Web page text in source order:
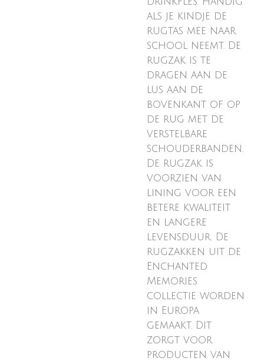
als je kindje de
rugtas mee naar
school neemt. De
rugzak is te
dragen aan de
lus aan de
bovenkant of op
de rug met de
verstelbare
schouderbanden.
De rugzak is
voorzien van
lining voor een
betere kwaliteit
en langere
levensduur. De
rugzakken uit de
Enchanted
Memories
collectie worden
in Europa
gemaakt. Dit
zorgt voor
producten van